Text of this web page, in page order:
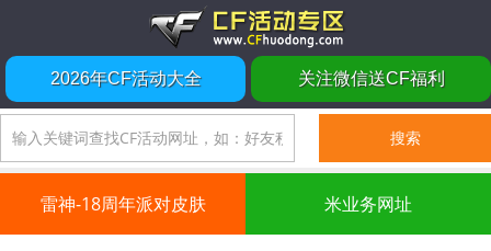
2026年CF活动大全 关注微信送CF福利
雷神-18周年派对皮肤 米业务网址